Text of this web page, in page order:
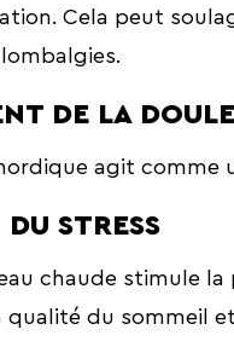
Cela peut
DE LA
agit comme
STRESS
chaude stimule
du sommeil